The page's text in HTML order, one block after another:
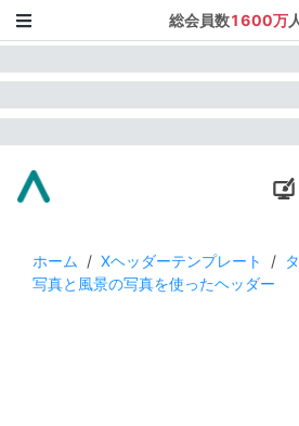
総会員数1600万
ホーム / Xヘッダーテンプレート /
写真と風景の写真を使ったヘッダー